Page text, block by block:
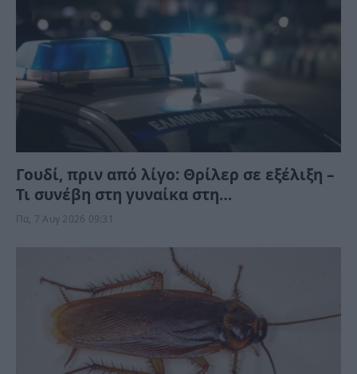
Γουδί, πριν από λίγο: Θρίλερ σε εξέλιξη –
Τι συνέβη στη γυναίκα στη
Μιχαλακοπούλου;
Πα, 7 Αυγ 2026 09:31